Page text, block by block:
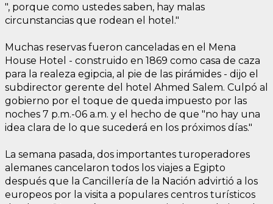
", porque como ustedes saben, hay malas
circunstancias que rodean el hotel."
Muchas reservas fueron canceladas en el Mena
House Hotel - construido en 1869 como casa de caza
para la realeza egipcia, al pie de las pirámides - dijo el
subdirector gerente del hotel Ahmed Salem. Culpó al
gobierno por el toque de queda impuesto por las
noches 7 p.m.-06 a.m. y el hecho de que "no hay una
idea clara de lo que sucederá en los próximos días."
La semana pasada, dos importantes turoperadores
alemanes cancelaron todos los viajes a Egipto
después que la Cancillería de la Nación advirtió a los
europeos por la visita a populares centros turísticos